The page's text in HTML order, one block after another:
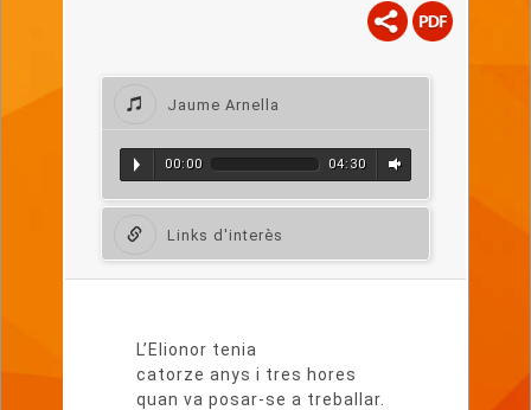
Jaume Arnella
00:00 04:30
Links d'interès
L’Elionor tenia
catorze anys i tres hores
quan va posar-se a treballar.